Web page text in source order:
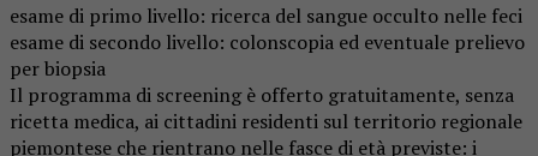
esame di primo livello: ricerca del sangue occulto nelle feci
esame di secondo livello: colonscopia ed eventuale prelievo
per biopsia
Il programma di screening è offerto gratuitamente, senza
ricetta medica, ai cittadini residenti sul territorio regionale
piemontese che rientrano nelle fasce di età previste: i